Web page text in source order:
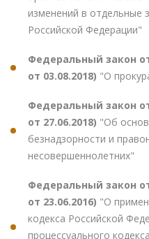
изменений в отдельные
Российской Федерации"
Федеральный закон
от 03.08.2018) "О
Федеральный закон
от 27.06.2018) "Об
безнадзорности и
несовершеннолетних"
Федеральный закон
от 23.06.2016) "О
кодекса Российской
процессуального